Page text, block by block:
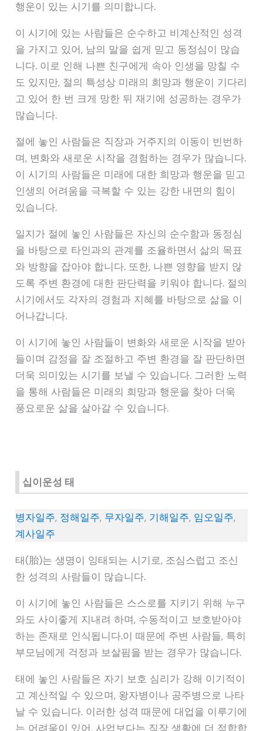
행운이 있는 시기를 의미합니다.
이 시기에 있는 사람들은 순수하고 비계산적인 성격
을 가지고 있어, 남의 말을 쉽게 믿고 동정심이 많습
니다. 이로 인해 나쁜 친구에게 속아 인생을 망칠 수
도 있지만, 절의 특성상 미래의 희망과 행운이 기다리
고 있어 한 번 크게 망한 뒤 재기에 성공하는 경우가
많습니다.
절에 놓인 사람들은 직장과 거주지의 이동이 빈번하
며, 변화와 새로운 시작을 경험하는 경우가 많습니다.
이 시기의 사람들은 미래에 대한 희망과 행운을 믿고
인생의 어려움을 극복할 수 있는 강한 내면의 힘이
있습니다.
일지가 절에 놓인 사람들은 자신의 순수함과 동정심
을 바탕으로 타인과의 관계를 조율하면서 삶의 목표
와 방향을 잡아야 합니다. 또한, 나쁜 영향을 받지 않
도록 주변 환경에 대한 판단력을 키워야 합니다. 절의
시기에서도 각자의 경험과 지혜를 바탕으로 삶을 이
어나갑니다.
이 시기에 놓인 사람들이 변화와 새로운 시작을 받아
들이며 감정을 잘 조절하고 주변 환경을 잘 판단하면
더욱 의미있는 시기를 보낼 수 있습니다. 그러한 노력
을 통해 사람들은 미래의 희망과 행운을 찾아 더욱
풍요로운 삶을 살아갈 수 있습니다.
십이운성 태
병자일주, 정해일주, 무자일주, 기해일주, 임오일주,
계사일주
태(胎)는 생명이 잉태되는 시기로, 조심스럽고 조신
한 성격의 사람들이 많습니다.
이 시기에 놓인 사람들은 스스로를 지키기 위해 누구
와도 사이좋게 지내려 하며, 수동적이고 보호받아야
하는 존재로 인식됩니다.이 때문에 주변 사람들, 특히
부모님에게 걱정과 보살핌을 받는 경우가 많습니다.
태에 놓인 사람들은 자기 보호 심리가 강해 이기적이
고 계산적일 수 있으며, 왕자병이나 공주병으로 나타
날 수 있습니다. 이러한 성격 때문에 대업을 이루기에
는 어려움이 있어, 사업보다는 직장 생활에 더 적합합